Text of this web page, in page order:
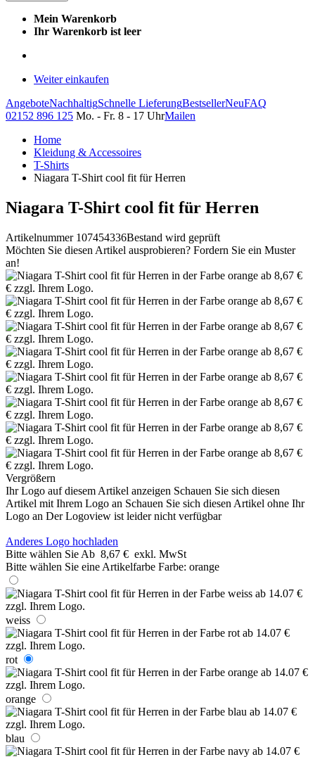
Mein Warenkorb
Ihr Warenkorb ist leer
Weiter einkaufen
AngeboteNachhaltigSchnelle LieferungBestsellerNeuFAQ
02152 896 125 Mo. - Fr. 8 - 17 UhrMailen
Home
Kleidung & Accessoires
T-Shirts
Niagara T-Shirt cool fit für Herren
Niagara T-Shirt cool fit für Herren
Artikelnummer 107454336Bestand wird geprüft
Möchten Sie diesen Artikel ausprobieren? Fordern Sie ein Muster
an!
Vergrößern
Ihr Logo auf diesem Artikel anzeigen Schauen Sie sich diesen
Artikel mit Ihrem Logo an Schauen Sie sich diesen Artikel ohne Ihr
Logo an Der Logoview ist leider nicht verfügbar
Anderes Logo hochladen
Bitte wählen Sie Ab 8,67 € exkl. MwSt
Bitte wählen Sie eine Artikelfarbe Farbe: orange
weiss
rot
orange
blau